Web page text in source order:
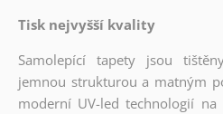
Tisk nejvyšší kvality
Samolepící tapety jsou
jemnou strukturou a matným
moderní UV-led technologií